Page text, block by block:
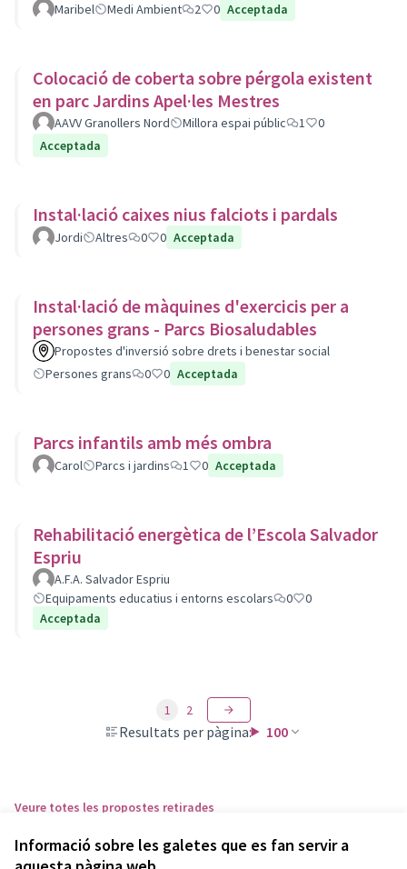
Informació sobre les galetes que es fan servir a
Maribel Medi Ambient 2 0 Acceptada
Colocació de coberta sobre pérgola existent
en parc Jardins Apel·les Mestres
AAVV Granollers Nord Millora espai públic 1
0
Acceptada
Instal·lació caixes nius falciots i pardals
Jordi Altres 0 0 Acceptada
Instal·lació de màquines d'exercicis per a
persones grans - Parcs Biosaludables
Propostes d'inversió sobre drets i benestar social
Persones grans
0 0 Acceptada
Parcs infantils amb més ombra
Carol Parcs i jardins 1 0 Acceptada
Rehabilitació energètica de l’Escola Salvador
Espriu
A.F.A. Salvador Espriu
Equipaments educatius i entorns escolars
0
0
Acceptada
Resultats per pàgina: 100
1 2
Veure totes les propostes retirades